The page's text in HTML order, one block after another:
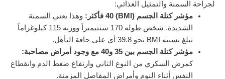
لجراحة السمنة والتمثيل الغذائي:
مؤشر كتلة الجسم (BMI) 40 فأكثر:
وهذا يعني السمنة
الشديدة. شخص طوله 170 سنتيمتراً ووزنه 115 كيلوغراماً
تبلغ نسبته BMI نحو 39.8 أي على حافة التأهل.
مؤشر كتلة الجسم بين 35 و40 مع وجود أمراض مصاحبة:
كمرض السكري من النوع الثاني وارتفاع ضغط الدم وانقطاع
النفس أثناء النوم وأمراض المفاصل المزمنة.